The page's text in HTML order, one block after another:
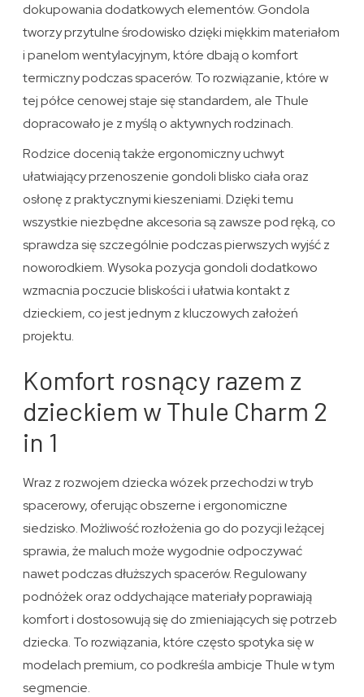
dokupowania dodatkowych elementów. Gondola
tworzy przytulne środowisko dzięki miękkim materiałom
i panelom wentylacyjnym, które dbają o komfort
termiczny podczas spacerów. To rozwiązanie, które w
tej półce cenowej staje się standardem, ale Thule
dopracowało je z myślą o aktywnych rodzinach.
Rodzice docenią także ergonomiczny uchwyt
ułatwiający przenoszenie gondoli blisko ciała oraz
osłonę z praktycznymi kieszeniami. Dzięki temu
wszystkie niezbędne akcesoria są zawsze pod ręką, co
sprawdza się szczególnie podczas pierwszych wyjść z
noworodkiem. Wysoka pozycja gondoli dodatkowo
wzmacnia poczucie bliskości i ułatwia kontakt z
dzieckiem, co jest jednym z kluczowych założeń
projektu.
Komfort rosnący razem z
dzieckiem w Thule Charm 2
in 1
Wraz z rozwojem dziecka wózek przechodzi w tryb
spacerowy, oferując obszerne i ergonomiczne
siedzisko. Możliwość rozłożenia go do pozycji leżącej
sprawia, że maluch może wygodnie odpoczywać
nawet podczas dłuższych spacerów. Regulowany
podnóżek oraz oddychające materiały poprawiają
komfort i dostosowują się do zmieniających się potrzeb
dziecka. To rozwiązania, które często spotyka się w
modelach premium, co podkreśla ambicje Thule w tym
segmencie.